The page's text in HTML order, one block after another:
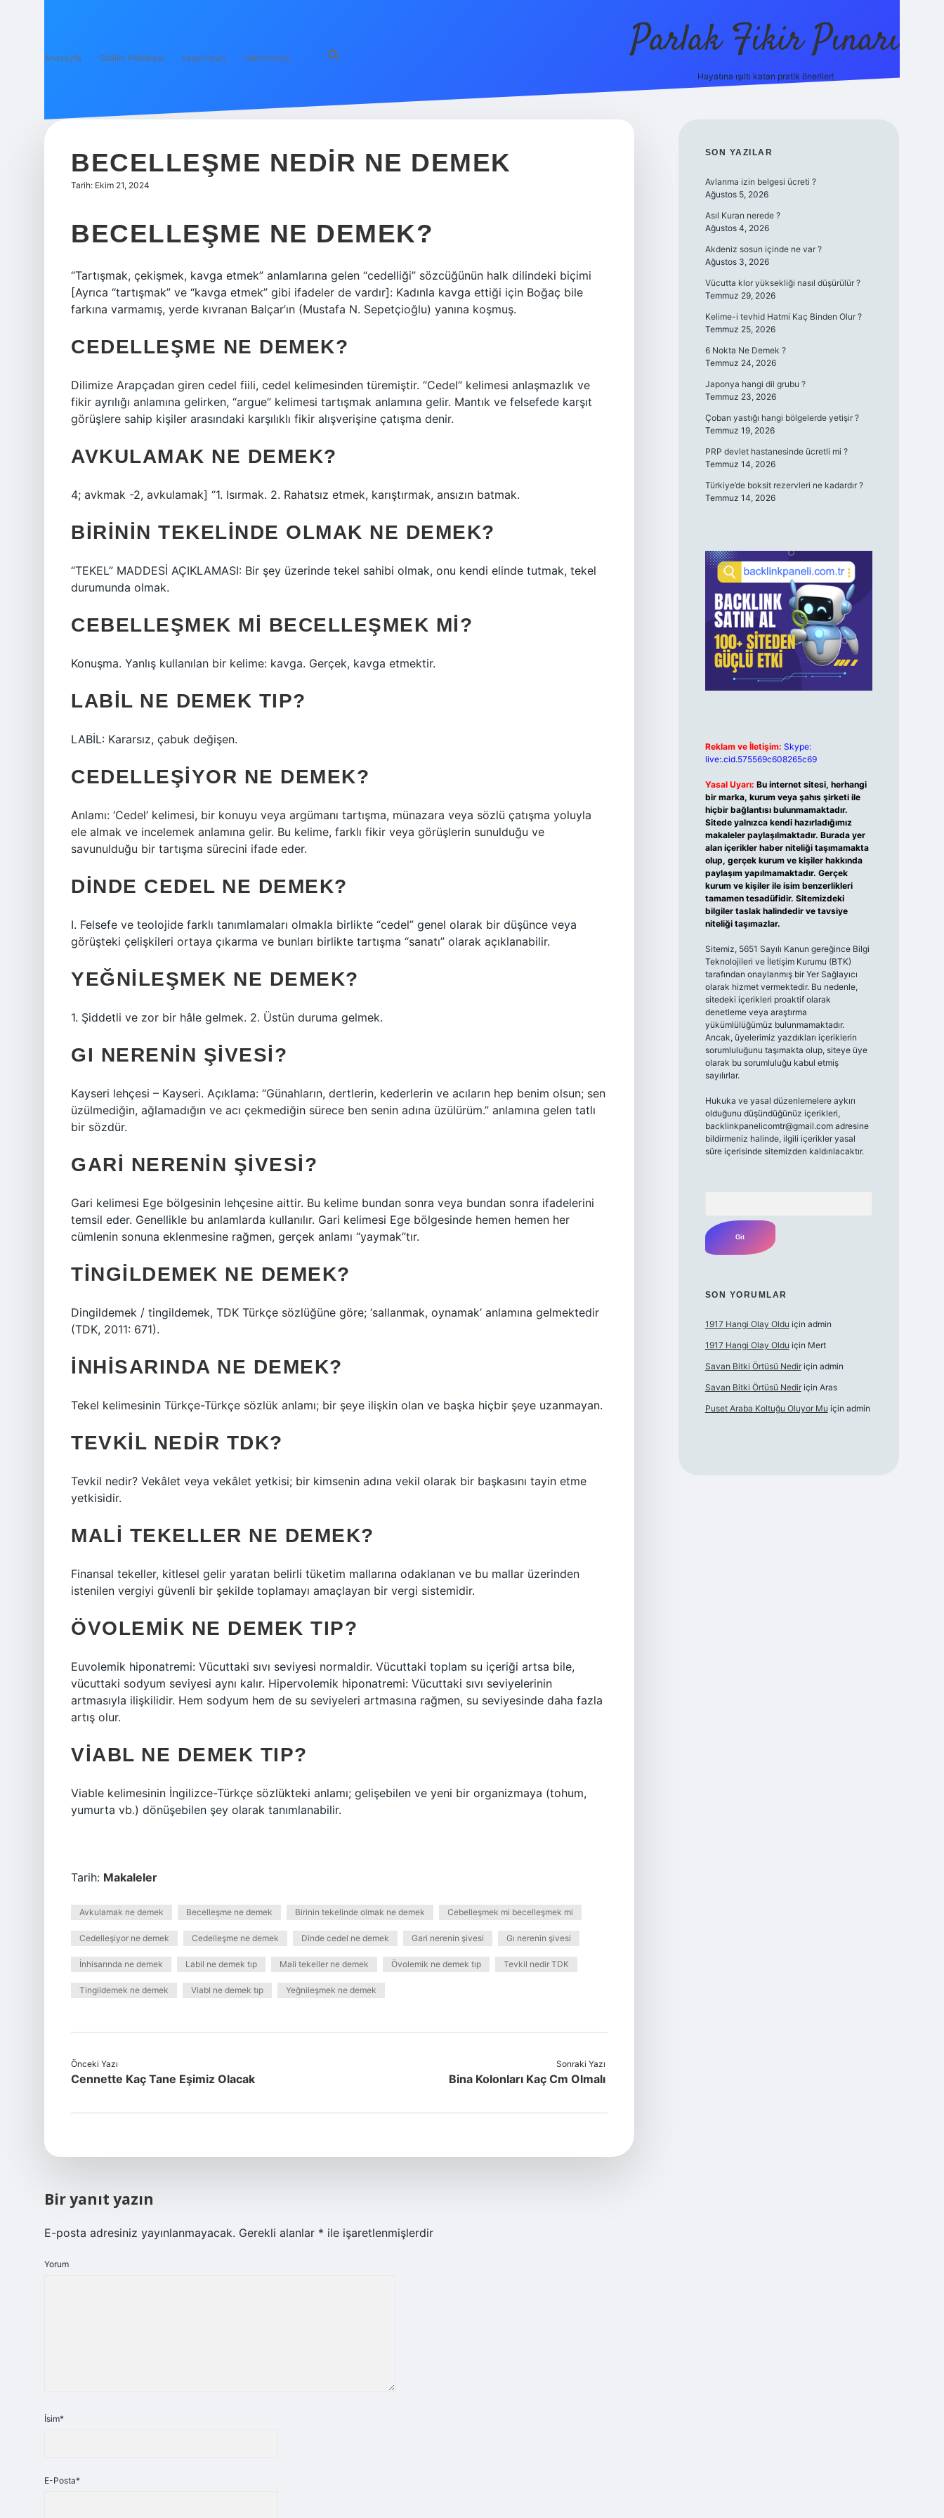
Anasayfa Gizlilik Politikası Yasal Uyarı Hakkımızda Parlak Fikir Pınarı
Hayatına ışıltı katan pratik öneriler!
BECELLEŞME NEDIR NE DEMEK
Tarih: Ekim 21, 2024
BECELLEŞME NE DEMEK?
“Tartışmak, çekişmek, kavga etmek” anlamlarına gelen “cedelliği” sözcüğünün halk dilindeki biçimi
[Ayrıca “tartışmak” ve “kavga etmek” gibi ifadeler de vardır]: Kadınla kavga ettiği için Boğaç bile
farkına varmamış, yerde kıvranan Balçar’ın (Mustafa N. Sepetçioğlu) yanına koşmuş.
CEDELLEŞME NE DEMEK?
Dilimize Arapçadan giren cedel fiili, cedel kelimesinden türemiştir. “Cedel” kelimesi anlaşmazlık ve
fikir ayrılığı anlamına gelirken, “argue” kelimesi tartışmak anlamına gelir. Mantık ve felsefede karşıt
görüşlere sahip kişiler arasındaki karşılıklı fikir alışverişine çatışma denir.
AVKULAMAK NE DEMEK?
4; avkmak -2, avkulamak] “1. Isırmak. 2. Rahatsız etmek, karıştırmak, ansızın batmak.
BIRININ TEKELINDE OLMAK NE DEMEK?
“TEKEL” MADDESİ AÇIKLAMASI: Bir şey üzerinde tekel sahibi olmak, onu kendi elinde tutmak, tekel
durumunda olmak.
CEBELLEŞMEK MI BECELLEŞMEK MI?
Konuşma. Yanlış kullanılan bir kelime: kavga. Gerçek, kavga etmektir.
LABIL NE DEMEK TIP?
LABİL: Kararsız, çabuk değişen.
CEDELLEŞIYOR NE DEMEK?
Anlamı: ‘Cedel’ kelimesi, bir konuyu veya argümanı tartışma, münazara veya sözlü çatışma yoluyla
ele almak ve incelemek anlamına gelir. Bu kelime, farklı fikir veya görüşlerin sunulduğu ve
savunulduğu bir tartışma sürecini ifade eder.
DINDE CEDEL NE DEMEK?
I. Felsefe ve teolojide farklı tanımlamaları olmakla birlikte “cedel” genel olarak bir düşünce veya
görüşteki çelişkileri ortaya çıkarma ve bunları birlikte tartışma “sanatı” olarak açıklanabilir.
YEĞNILEŞMEK NE DEMEK?
1. Şiddetli ve zor bir hâle gelmek. 2. Üstün duruma gelmek.
GI NERENIN ŞIVESI?
Kayseri lehçesi – Kayseri. Açıklama: “Günahların, dertlerin, kederlerin ve acıların hep benim olsun; sen
üzülmediğin, ağlamadığın ve acı çekmediğin sürece ben senin adına üzülürüm.” anlamına gelen tatlı
bir sözdür.
GARI NERENIN ŞIVESI?
Gari kelimesi Ege bölgesinin lehçesine aittir. Bu kelime bundan sonra veya bundan sonra ifadelerini
temsil eder. Genellikle bu anlamlarda kullanılır. Gari kelimesi Ege bölgesinde hemen hemen her
cümlenin sonuna eklenmesine rağmen, gerçek anlamı “yaymak”tır.
TINGILDEMEK NE DEMEK?
Dingildemek / tingildemek, TDK Türkçe sözlüğüne göre; ‘sallanmak, oynamak’ anlamına gelmektedir
(TDK, 2011: 671).
İNHISARINDA NE DEMEK?
Tekel kelimesinin Türkçe-Türkçe sözlük anlamı; bir şeye ilişkin olan ve başka hiçbir şeye uzanmayan.
TEVKIL NEDIR TDK?
Tevkil nedir? Vekâlet veya vekâlet yetkisi; bir kimsenin adına vekil olarak bir başkasını tayin etme
yetkisidir.
MALI TEKELLER NE DEMEK?
Finansal tekeller, kitlesel gelir yaratan belirli tüketim mallarına odaklanan ve bu mallar üzerinden
istenilen vergiyi güvenli bir şekilde toplamayı amaçlayan bir vergi sistemidir.
ÖVOLEMIK NE DEMEK TIP?
Euvolemik hiponatremi: Vücuttaki sıvı seviyesi normaldir. Vücuttaki toplam su içeriği artsa bile,
vücuttaki sodyum seviyesi aynı kalır. Hipervolemik hiponatremi: Vücuttaki sıvı seviyelerinin
artmasıyla ilişkilidir. Hem sodyum hem de su seviyeleri artmasına rağmen, su seviyesinde daha fazla
artış olur.
VIABL NE DEMEK TIP?
Viable kelimesinin İngilizce-Türkçe sözlükteki anlamı; gelişebilen ve yeni bir organizmaya (tohum,
yumurta vb.) dönüşebilen şey olarak tanımlanabilir.
Tarih: Makaleler
Avkulamak ne demek Becelleşme ne demek Birinin tekelinde olmak ne demek Cebelleşmek mi becelleşmek mi
Cedelleşiyor ne demek Cedelleşme ne demek Dinde cedel ne demek Gari nerenin şivesi Gı nerenin şivesi
İnhisarında ne demek Labil ne demek tıp Mali tekeller ne demek Övolemik ne demek tıp Tevkil nedir TDK
Tingildemek ne demek Viabl ne demek tıp Yeğnileşmek ne demek
Önceki Yazı
Cennette Kaç Tane Eşimiz Olacak
Sonraki Yazı
Bina Kolonları Kaç Cm Olmalı
Bir yanıt yazın
E-posta adresiniz yayınlanmayacak. Gerekli alanlar * ile işaretlenmişlerdir
Yorum
İsim*
E-Posta*
SIDEBAR
SON YAZILAR
Avlanma izin belgesi ücreti ?
Ağustos 5, 2026
Asıl Kuran nerede ?
Ağustos 4, 2026
Akdeniz sosun içinde ne var ?
Ağustos 3, 2026
Vücutta klor yüksekliği nasıl düşürülür ?
Temmuz 29, 2026
Kelime-i tevhid Hatmi Kaç Binden Olur ?
Temmuz 25, 2026
6 Nokta Ne Demek ?
Temmuz 24, 2026
Japonya hangi dil grubu ?
Temmuz 23, 2026
Çoban yastığı hangi bölgelerde yetişir ?
Temmuz 19, 2026
PRP devlet hastanesinde ücretli mi ?
Temmuz 14, 2026
Türkiye’de boksit rezervleri ne kadardır ?
Temmuz 14, 2026
Reklam ve İletişim: Skype:
live:.cid.575569c608265c69
Yasal Uyarı: Bu internet sitesi, herhangi
bir marka, kurum veya şahıs şirketi ile
hiçbir bağlantısı bulunmamaktadır.
Sitede yalnızca kendi hazırladığımız
makaleler paylaşılmaktadır. Burada yer
alan içerikler haber niteliği taşımamakta
olup, gerçek kurum ve kişiler hakkında
paylaşım yapılmamaktadır. Gerçek
kurum ve kişiler ile isim benzerlikleri
tamamen tesadüfidir. Sitemizdeki
bilgiler taslak halindedir ve tavsiye
niteliği taşımazlar.
Sitemiz, 5651 Sayılı Kanun gereğince Bilgi
Teknolojileri ve İletişim Kurumu (BTK)
tarafından onaylanmış bir Yer Sağlayıcı
olarak hizmet vermektedir. Bu nedenle,
sitedeki içerikleri proaktif olarak
denetleme veya araştırma
yükümlülüğümüz bulunmamaktadır.
Ancak, üyelerimiz yazdıkları içeriklerin
sorumluluğunu taşımakta olup, siteye üye
olarak bu sorumluluğu kabul etmiş
sayılırlar.
Hukuka ve yasal düzenlemelere aykırı
olduğunu düşündüğünüz içerikleri,
backlinkpanelicomtr@gmail.comadresine
bildirmeniz halinde, ilgili içerikler yasal
süre içerisinde sitemizden kaldırılacaktır.
SON YORUMLAR
1917 Hangi Olay Oldu için admin
1917 Hangi Olay Oldu için Mert
Savan Bitki Örtüsü Nediriçin admin
Savan Bitki Örtüsü Nediriçin Aras
Puset Araba Koltuğu Oluyor Mu için admin